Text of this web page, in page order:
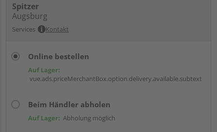
Spitzer
Augsburg
Services Kontakt
Online bestellen
Auf Lager:
vue.ads.priceMerchantBox.option.delivery.available.subtext
Beim Händler abholen
Auf Lager: Abholung möglich